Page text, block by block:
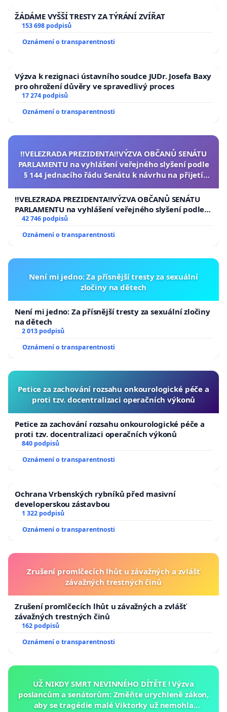
ŽÁDÁME VYŠŠÍ TRESTY ZA TÝRÁNÍ ZVÍŘAT
153 698 podpisů
Oznámení o transparentnosti
Výzva k rezignaci ústavního soudce JUDr. Josefa Baxy
pro ohrožení důvěry ve spravedlivý proces
17 274 podpisů
Oznámení o transparentnosti
‼️VELEZRADA PREZIDENTA‼️VÝZVA OBČANŮ SENÁTU
PARLAMENTU na vyhlášení veřejného slyšení podle
§ 144 jednacího řádu Senátu k návrhu na přijetí
republiky
‼️VELEZRADA PREZIDENTA‼️VÝZVA OBČANŮ SENÁTU
PARLAMENTU na vyhlášení veřejného slyšení podle §
144 jednacího řádu Senátu k návrhu na přijetí
republiky
42 746 podpisů
Oznámení o transparentnosti
Není mi jedno: Za přísnější tresty za sexuální
zločiny na dětech
Není mi jedno: Za přísnější tresty za sexuální zločiny
na dětech
2 013 podpisů
Oznámení o transparentnosti
Petice za zachování rozsahu onkourologické péče a
proti tzv. docentralizaci operačních výkonů
Petice za zachování rozsahu onkourologické péče a
proti tzv. docentralizaci operačních výkonů
840 podpisů
Oznámení o transparentnosti
Ochrana Vrbenských rybníků před masivní
developerskou zástavbou
1 322 podpisů
Oznámení o transparentnosti
Zrušení promlčecích lhůt u závažných a zvlášť
závažných trestných činů
Zrušení promlčecích lhůt u závažných a zvlášť
závažných trestných činů
162 podpisů
Oznámení o transparentnosti
UŽ NIKDY SMRT NEVINNÉHO DÍTĚTE ! Výzva
poslancům a senátorům: Změňte urychleně zákon,
aby se tragédie malé Viktorky už nemohla